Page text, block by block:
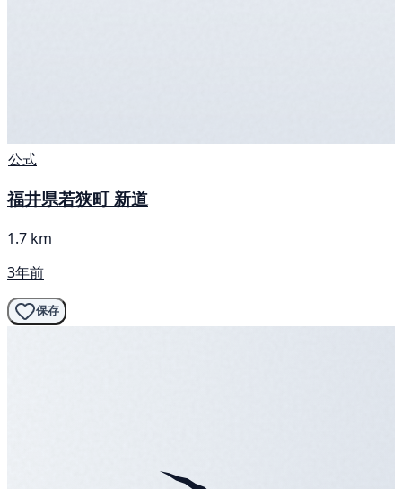
公式
福井県若狭町 新道
1.7 km
3年前
保存